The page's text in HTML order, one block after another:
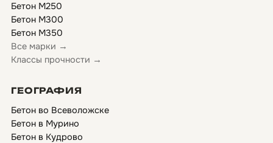
Бетон М250
Бетон М300
Бетон М350
Все марки →
Классы прочности →
ГЕОГРАФИЯ
Бетон во Всеволожске
Бетон в Мурино
Бетон в Кудрово